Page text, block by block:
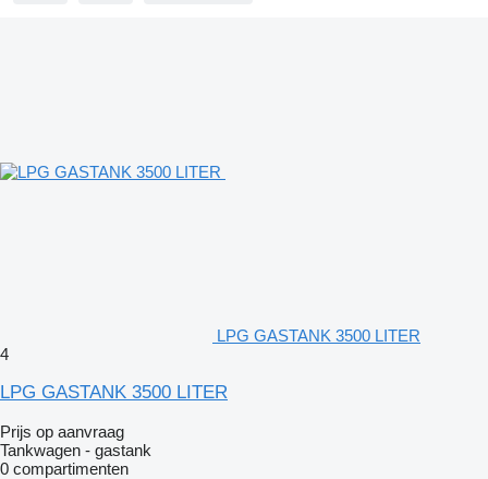
LPG GASTANK 3500 LITER
4
LPG GASTANK 3500 LITER
Prijs op aanvraag
Tankwagen - gastank
0 compartimenten